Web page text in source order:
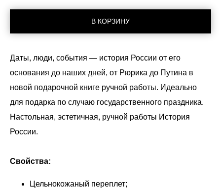
В КОРЗИНУ
Даты, люди, события — история России от его
основания до наших дней, от Рюрика до Путина в
новой подарочной книге ручной работы. Идеально
для подарка по случаю государственного праздника.
Настольная, эстетичная, ручной работы История
России.
Свойства:
Цельнокожаный переплет;